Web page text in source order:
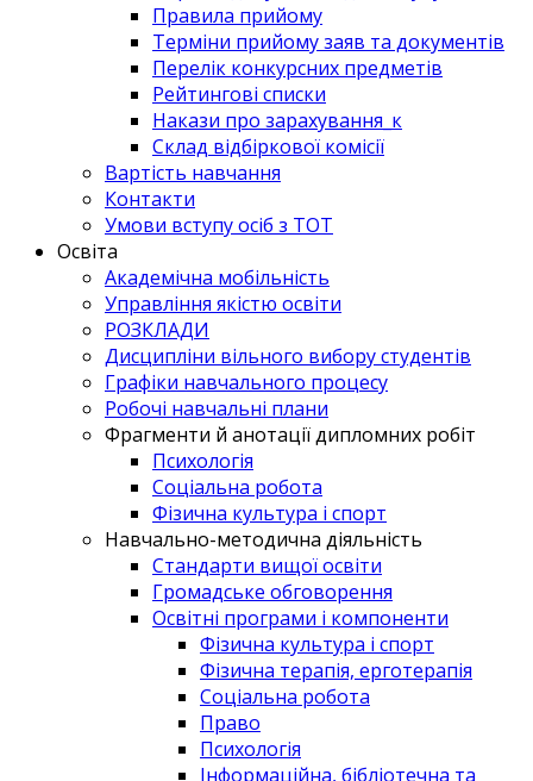
Правила прийому
Терміни прийому заяв та документів
Перелік конкурсних предметів
Рейтингові списки
Накази про зарахування_к
Склад відбіркової комісії
Вартість навчання
Контакти
Умови вступу осіб з ТОТ
Освіта
Академічна мобільність
Управління якістю освіти
РОЗКЛАДИ
Дисципліни вільного вибору студентів
Графіки навчального процесу
Робочі навчальні плани
Фрагменти й анотації дипломних робіт
Психологія
Соціальна робота
Фізична культура і спорт
Навчально-методична діяльність
Стандарти вищої освіти
Громадське обговорення
Освітні програми і компоненти
Фізична культура і спорт
Фізична терапія, ерготерапія
Соціальна робота
Право
Психологія
Інформаційна, бібліотечна та